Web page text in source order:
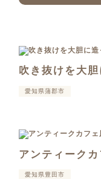
吹き抜けを大
愛知県蒲郡市
アンティーク
愛知県豊田市